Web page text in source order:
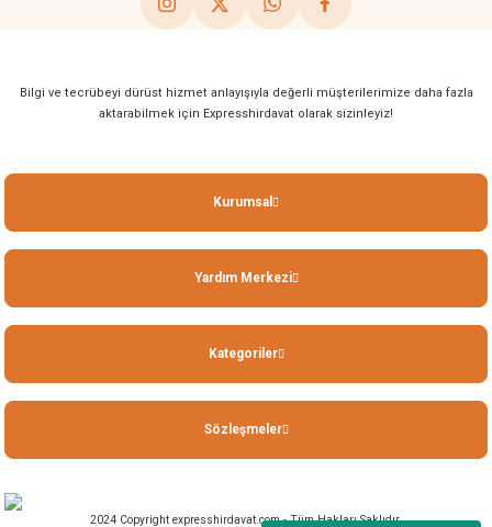
Bilgi ve tecrübeyi dürüst hizmet anlayışıyla değerli müşterilerimize daha fazla
aktarabilmek için Expresshirdavat olarak sizinleyiz!
Kurumsal
Yardım Merkezi
Kategoriler
Sözleşmeler
2024 Copyright expresshirdavat.com - Tüm Hakları Saklıdır.